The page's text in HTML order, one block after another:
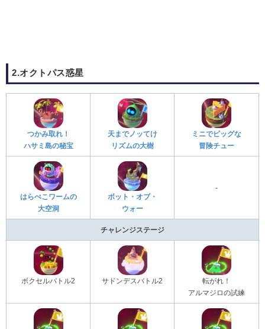
2.オクトパス惑星
つかみ取れ！
ハサミ島の秘宝
天までノッてけ
リズムの大樹
ミニでビッグな
冒険チュー
はらぺこワームの
大空洞
ボット・オブ・
ウォー
-
チャレンジステージ
ボクセルバトル2 サドンデスバトル2
転がれ！
アルマジロの試練